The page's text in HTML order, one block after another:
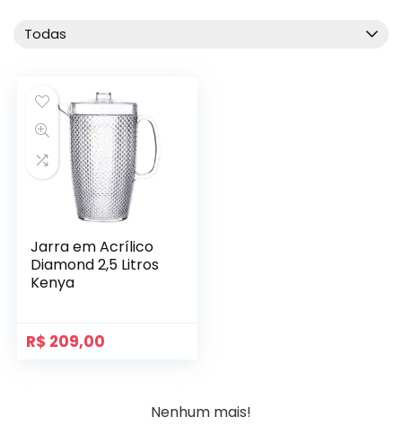
Todas
Jarra em Acrílico
Diamond 2,5 Litros
Kenya
R$ 209,00
Nenhum mais!